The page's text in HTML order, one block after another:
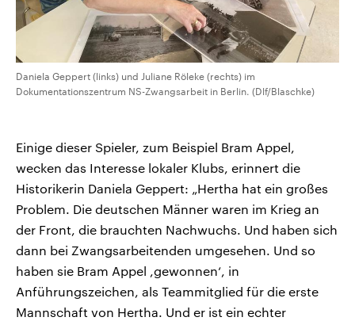
Daniela Geppert (links) und Juliane Röleke (rechts) im
Dokumentationszentrum NS-Zwangsarbeit in Berlin. (Dlf/Blaschke)
Einige dieser Spieler, zum Beispiel Bram Appel,
wecken das Interesse lokaler Klubs, erinnert die
Historikerin Daniela Geppert: „Hertha hat ein großes
Problem. Die deutschen Männer waren im Krieg an
der Front, die brauchten Nachwuchs. Und haben sich
dann bei Zwangsarbeitenden umgesehen. Und so
haben sie Bram Appel ,gewonnen‘, in
Anführungszeichen, als Teammitglied für die erste
Mannschaft von Hertha. Und er ist ein echter